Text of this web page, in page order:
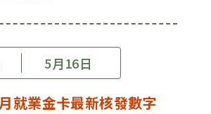
5月16日
就業金卡最新核發數字